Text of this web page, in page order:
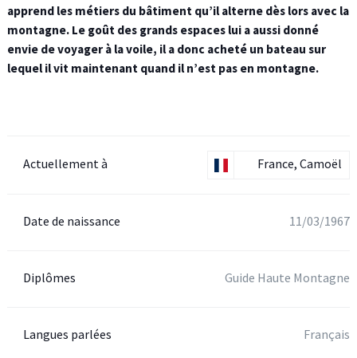
apprend les métiers du bâtiment qu’il alterne dès lors avec la
montagne. Le goût des grands espaces lui a aussi donné
envie de voyager à la voile, il a donc acheté un bateau sur
lequel il vit maintenant quand il n’est pas en montagne.
Actuellement à France, Camoël
Date de naissance 11/03/1967
Diplômes Guide Haute Montagne
Langues parlées Français